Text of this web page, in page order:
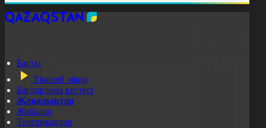
Басты
Тікелей эфир
Бағдарлама кестесі
Жаңалықтар
Жобалар
Телехикаялар